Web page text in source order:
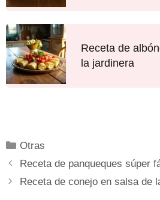
Receta de
la jardinera
Otras
Receta de panqueques súper
Receta de conejo en salsa de